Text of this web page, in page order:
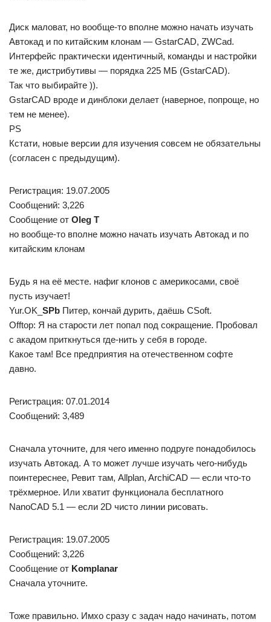
Диск маловат, но вообще-то вполне можно начать изучать
Автокад и по китайским клонам — GstarCAD, ZWCad.
Интерфейс практически идентичный, команды и настройки
те же, дистрибутивы — порядка 225 МБ (GstarCAD).
Так что выбирайте )).
GstarCAD вроде и динблоки делает (наверное, попроще, но
тем не менее).
PS
Кстати, новые версии для изучения совсем не обязательны
(согласен с предыдущим).
Регистрация: 19.07.2005
Сообщений: 3,226
Сообщение от Oleg T
но вообще-то вполне можно начать изучать Автокад и по
китайским клонам
Будь я на её месте. нафиг клонов с америкосами, своё
пусть изучает!
Yur.OK_ SPb Питер, кончай дурить, даёшь CSoft.
Offtop: Я на старости лет попал под сокращение. Пробовал
с акадом приткнуться где-нить у себя в городе.
Какое там! Все предприятия на отечественном софте
давно.
Регистрация: 07.01.2014
Сообщений: 3,489
Сначала уточните, для чего именно подруге понадобилось
изучать Автокад. А то может лучше изучать чего-нибудь
поинтереснее, Ревит там, Allplan, ArchiCAD — если что-то
трёхмерное. Или хватит функционала бесплатного
NanoCAD 5.1 — если 2D чисто линии рисовать.
Регистрация: 19.07.2005
Сообщений: 3,226
Сообщение от Komplanar
Сначала уточните.
Тоже правильно. Имхо сразу с задач надо начинать, потом